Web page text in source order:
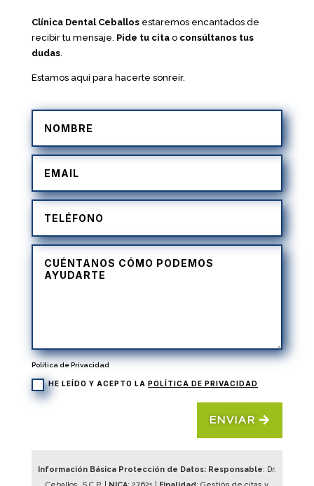
Clínica Dental Ceballosestaremos encantados de
recibir tu mensaje. Pide tu citao consúltanos tus
dudas.
Estamos aquí para hacerte sonreír.
Política de Privacidad
HE LEÍDO Y ACEPTO LA POLÍTICA DE PRIVACIDAD
ENVIAR
Información Básica Protección de Datos: Responsable: Dr.